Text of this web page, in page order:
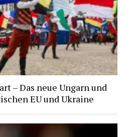
– Das neue Ungarn und
EU und Ukraine